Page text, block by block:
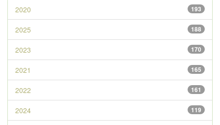
193
2020
188
2025
170
2023
165
2021
161
2022
119
2024